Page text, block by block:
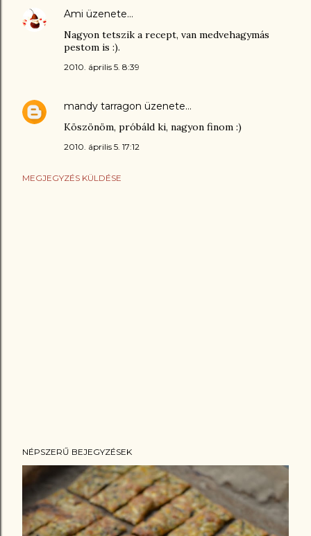
Ami üzenete…
Nagyon tetszik a recept, van medvehagymás
pestom is :).
2010. április 5. 8:39
mandy tarragon üzenete…
Köszönöm, próbáld ki, nagyon finom :)
2010. április 5. 17:12
MEGJEGYZÉS KÜLDÉSE
NÉPSZERŰ BEJEGYZÉSEK